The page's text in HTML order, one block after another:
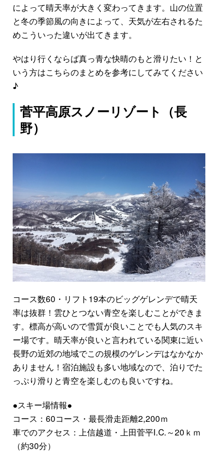
によって晴天率が大きく変わってきます。山の位置
と冬の季節風の向きによって、天気が左右されるた
めこういった違いが出てきます。
やはり行くならば真っ青な快晴のもと滑りたい！と
いう方はこちらのまとめを参考にしてみてください
♪
菅平高原スノーリゾート（長
野）
コース数60・リフト19本のビッグゲレンデで晴天
率は抜群！雲ひとつない青空を楽しむことができま
す。標高が高いので雪質が良いことでも人気のスキ
ー場です。晴天率が良いと言われている関東に近い
長野の近郊の地域でこの規模のゲレンデはなかなか
ありません！宿泊施設も多い地域なので、泊りでた
っぷり滑りと青空を楽しむのも良いですね。
●スキー場情報●
コース：60コース・最長滑走距離2,200ｍ
車でのアクセス：上信越道・上田菅平I.C.～20ｋｍ
（約30分）